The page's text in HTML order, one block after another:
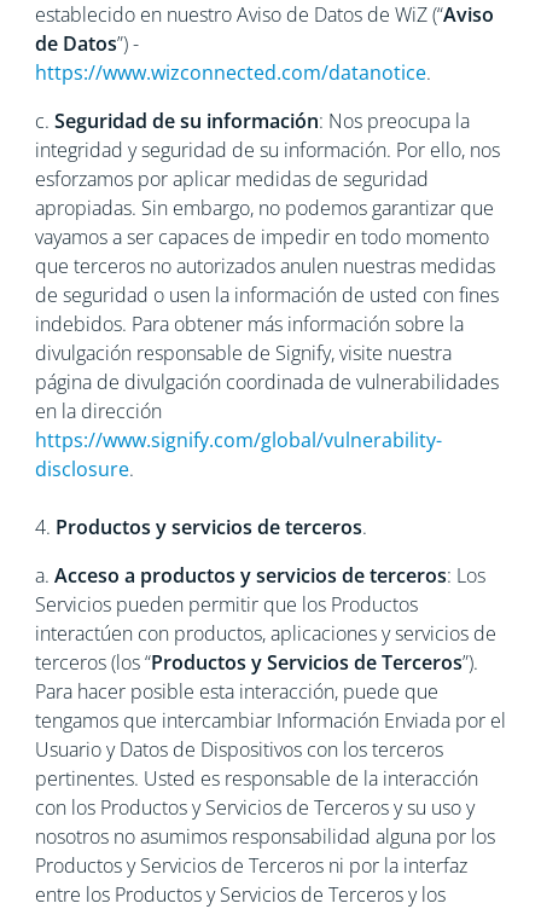
establecido en nuestro Aviso de Datos de WiZ (“Aviso
de Datos”) -
https://www.wizconnected.com/datanotice.
c. Seguridad de su información: Nos preocupa la
integridad y seguridad de su información. Por ello, nos
esforzamos por aplicar medidas de seguridad
apropiadas. Sin embargo, no podemos garantizar que
vayamos a ser capaces de impedir en todo momento
que terceros no autorizados anulen nuestras medidas
de seguridad o usen la información de usted con fines
indebidos. Para obtener más información sobre la
divulgación responsable de Signify, visite nuestra
página de divulgación coordinada de vulnerabilidades
en la dirección
https://www.signify.com/global/vulnerability-
disclosure.
4. Productos y servicios de terceros.
a. Acceso a productos y servicios de terceros: Los
Servicios pueden permitir que los Productos
interactúen con productos, aplicaciones y servicios de
terceros (los “Productos y Servicios de Terceros”).
Para hacer posible esta interacción, puede que
tengamos que intercambiar Información Enviada por el
Usuario y Datos de Dispositivos con los terceros
pertinentes. Usted es responsable de la interacción
con los Productos y Servicios de Terceros y su uso y
nosotros no asumimos responsabilidad alguna por los
Productos y Servicios de Terceros ni por la interfaz
entre los Productos y Servicios de Terceros y los